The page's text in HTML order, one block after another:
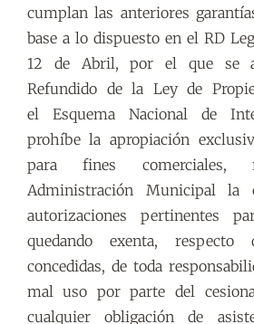
cumplan las anteriores
base a lo dispuesto en el RD
12 de Abril, por el que se
Refundido de la Ley de
el Esquema Nacional de
prohíbe la apropiación
para fines comerciales,
Administración Municipal la
autorizaciones pertinentes
quedando exenta,
concedidas, de toda
mal uso por parte del
cualquier obligación de